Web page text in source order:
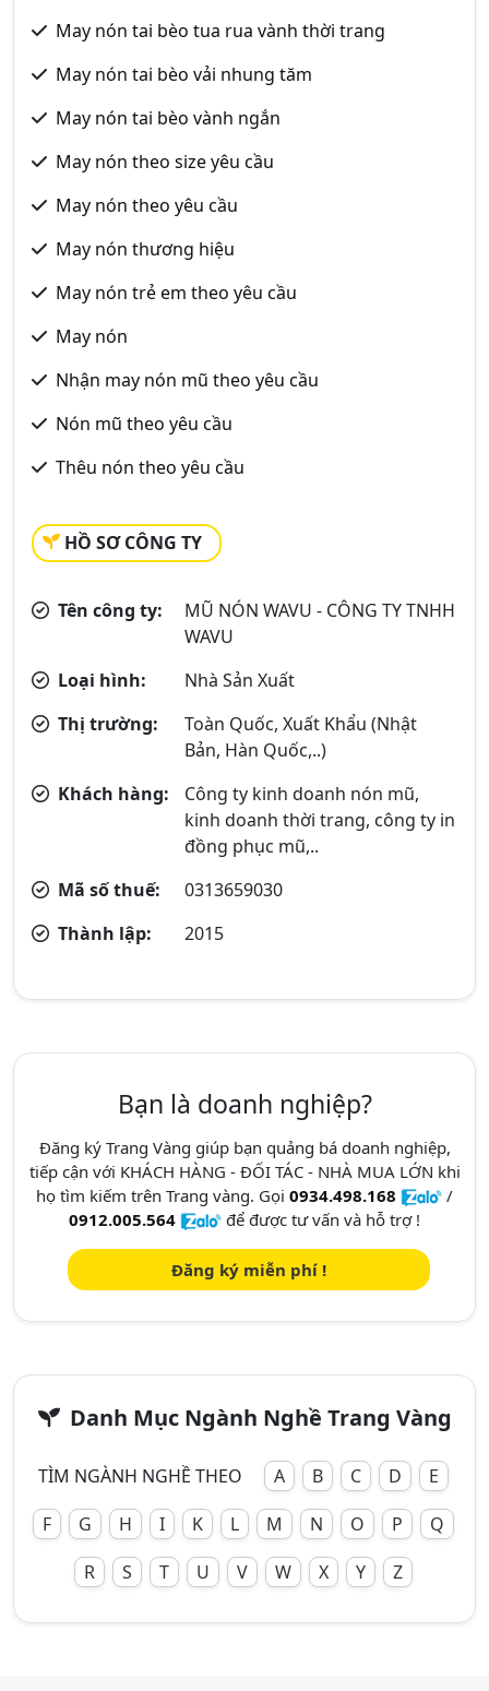
May nón tai bèo tua rua vành thời trang
May nón tai bèo vải nhung tăm
May nón tai bèo vành ngắn
May nón theo size yêu cầu
May nón theo yêu cầu
May nón thương hiệu
May nón trẻ em theo yêu cầu
May nón
Nhận may nón mũ theo yêu cầu
Nón mũ theo yêu cầu
Thêu nón theo yêu cầu
HỒ SƠ CÔNG TY
Tên công ty:
MŨ NÓN WAVU - CÔNG TY TNHH
WAVU
Loại hình:
Nhà Sản Xuất
Thị trường:
Toàn Quốc, Xuất Khẩu (Nhật
Bản, Hàn Quốc,..)
Khách hàng:
Công ty kinh doanh nón mũ,
kinh doanh thời trang, công ty in
đồng phục mũ,..
Mã số thuế:
0313659030
Thành lập:
2015
Bạn là doanh nghiệp?
Đăng ký Trang Vàng giúp bạn quảng bá doanh nghiệp,
tiếp cận với KHÁCH HÀNG - ĐỐI TÁC - NHÀ MUA LỚN khi
họ tìm kiếm trên Trang vàng. Gọi 0934.498.168
/
0912.005.564
để được tư vấn và hỗ trợ !
Đăng ký miễn phí !
Danh Mục Ngành Nghề Trang Vàng
TÌM NGÀNH NGHỀ THEO A B C D
E
F
G H I K L M N O P
Q
R
S T U V W X Y Z